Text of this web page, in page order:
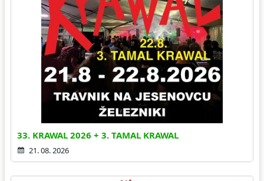
33. KRAWAL 2026 + 3. TAMAL KRAWAL
21. 08. 2026